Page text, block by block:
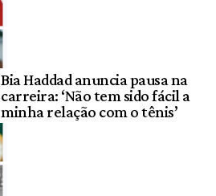
Bia Haddad anuncia pausa na
carreira: ‘Não tem sido fácil a
minha relação com o tênis’